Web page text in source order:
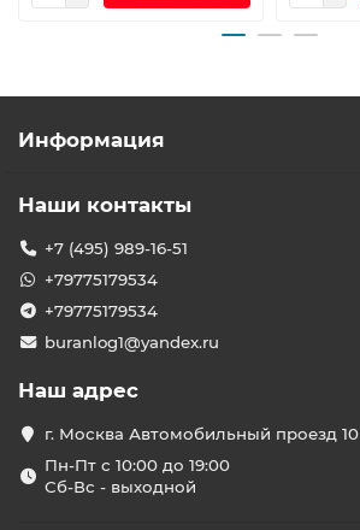
Информация
Наши контакты
+7 (495) 989-16-51
+79775179534
+79775179534
buranlog1@yandex.ru
Наш адрес
г. Москва Автомобильный проезд
Пн-Пт с 10:00 до 19:00
Сб-Вс - выходной